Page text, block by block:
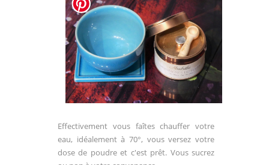
Effectivement vous faîtes chauffer votre
eau, idéalement à 70°, vous versez votre
dose de poudre et c'est prêt. Vous sucrez